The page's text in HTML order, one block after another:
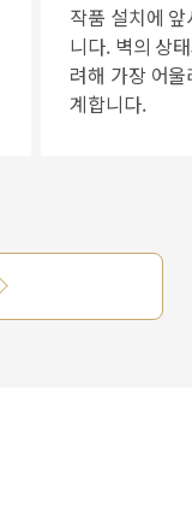
작품 설치에
니다. 벽의 상
려해 가장 어
계합니다.